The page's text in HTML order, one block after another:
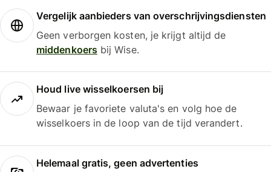
Vergelijk aanbieders van overschrijvingsdiensten
Geen verborgen kosten, je krijgt altijd de
middenkoersbij Wise.
Houd live wisselkoersen bij
Bewaar je favoriete valuta's en volg hoe de
wisselkoers in de loop van de tijd verandert.
Helemaal gratis, geen advertenties